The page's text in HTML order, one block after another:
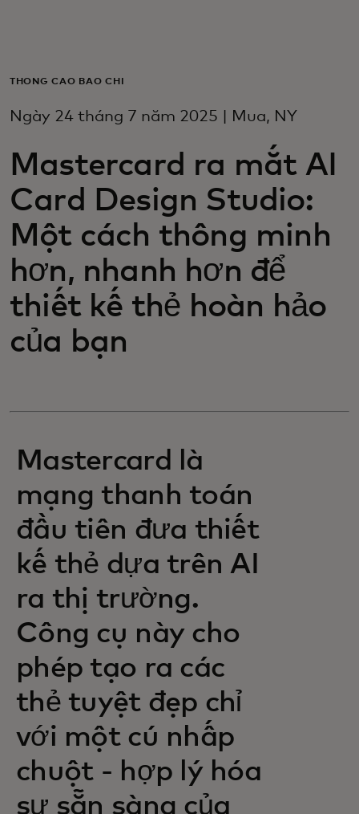
Dành cho doanh nghiệp
Dành cho nhà đổi mới
Tin tức và xu hướng
THÔNG CÁO BÁO CHÍ
Ngày 24 tháng 7 năm 2025 | Mua, NY
Mastercard ra mắt AI
Card Design Studio:
Một cách thông minh
hơn, nhanh hơn để
thiết kế thẻ hoàn hảo
của bạn
Mastercard là
mạng thanh toán
đầu tiên đưa thiết
kế thẻ dựa trên AI
ra thị trường.
Công cụ này cho
phép tạo ra các
thẻ tuyệt đẹp chỉ
với một cú nhấp
chuột - hợp lý hóa
sự sẵn sàng của